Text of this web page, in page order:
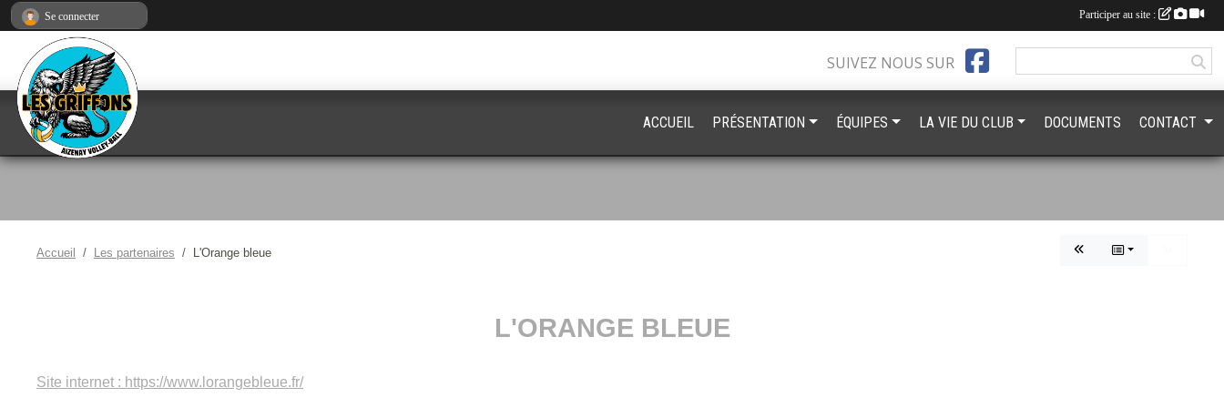
Accueil Les partenaires L'Orange bleue
L'ORANGE BLEUE
Site internet : https://www.lorangebleue.fr/
SUIVEZ NOUS SUR
ACCUEIL PRÉSENTATION ÉQUIPES LA VIE DU CLUB DOCUMENTS CONTACT
Se connecter Participer au site :
Panneau de gestion des cookies